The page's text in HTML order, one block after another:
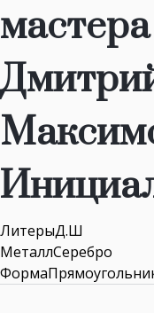
ЛитерыД.Ш
МеталлСеребро